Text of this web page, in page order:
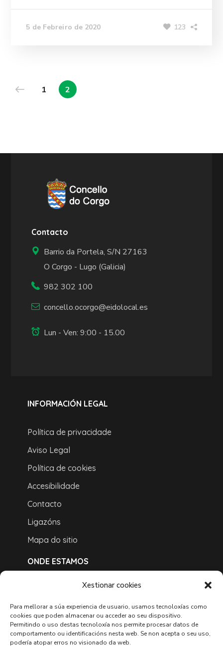
Xestionar cookies
Para mellorar a súa experiencia de usuario, usamos tecnoloxías como
cookies que poden almacenar ou acceder ao seu dispositivo.
Permitindo o uso destas tecnoloxía nos permite procesar datos de
comportamento ou identificacións nesta web. Se non acepta o seu uso,
podería atopar erros no visionado da web.
5 de Febreiro de 2020 123
1 2
Contacto
Barrio da Portela, S/N 27163
O Corgo - Lugo (Galicia)
982 302 100
concello.ocorgo@eidolocal.es
Lun - Ven: 9:00 - 15.00
INFORMACIÓN LEGAL
Política de privacidade
Aviso Legal
Política de cookies
Accesibilidade
Contacto
Ligazóns
Mapa do sitio
ONDE ESTAMOS